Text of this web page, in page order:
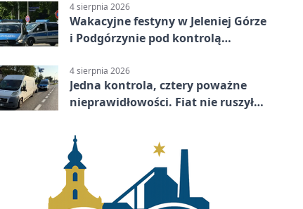
4 sierpnia 2026
Wakacyjne festyny w Jeleniej Górze
i Podgórzynie pod kontrolą
4 sierpnia 2026
Jedna kontrola, cztery poważne
nieprawidłowości. Fiat nie ruszył